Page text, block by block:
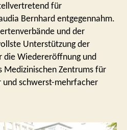
für
Bernhard entgegennahm.
und der
Unterstützung der
die Wiedereröffnung und
Medizinischen Zentrums für
und schwerst-mehrfacher